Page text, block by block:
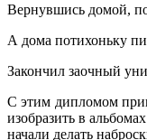
Вернувшись домой,
А дома потихоньку
Закончил заочный
С этим дипломом
изобразить в
начали делать